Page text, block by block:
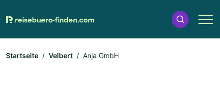
Startseite Velbert Anja GmbH